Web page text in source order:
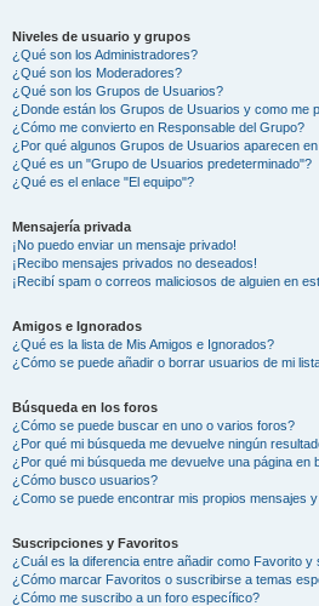
Niveles de usuario y grupos
¿Qué son los Administradores?
¿Qué son los Moderadores?
¿Qué son los Grupos de Usuarios?
¿Donde están los Grupos de Usuarios y como me
¿Cómo me convierto en Responsable del Grupo?
¿Por qué algunos Grupos de Usuarios aparecen
¿Qué es un "Grupo de Usuarios predeterminado"?
¿Qué es el enlace "El equipo"?
Mensajería privada
¡No puedo enviar un mensaje privado!
¡Recibo mensajes privados no deseados!
¡Recibí spam o correos maliciosos de alguien en
Amigos e Ignorados
¿Qué es la lista de Mis Amigos e Ignorados?
¿Cómo se puede añadir o borrar usuarios de mi
Búsqueda en los foros
¿Cómo se puede buscar en uno o varios foros?
¿Por qué mi búsqueda me devuelve ningún
¿Por qué mi búsqueda me devuelve una página en
¿Cómo busco usuarios?
¿Como se puede encontrar mis propios mensajes
Suscripciones y Favoritos
¿Cuál es la diferencia entre añadir como Favorito y
¿Cómo marcar Favoritos o suscribirse a temas
¿Cómo me suscribo a un foro específico?